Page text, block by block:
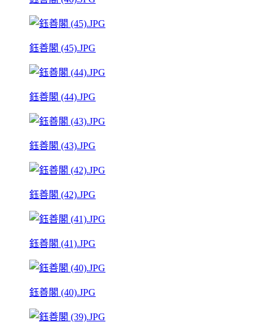
鈺善閣 (45).JPG
鈺善閣 (44).JPG
鈺善閣 (43).JPG
鈺善閣 (42).JPG
鈺善閣 (41).JPG
鈺善閣 (40).JPG